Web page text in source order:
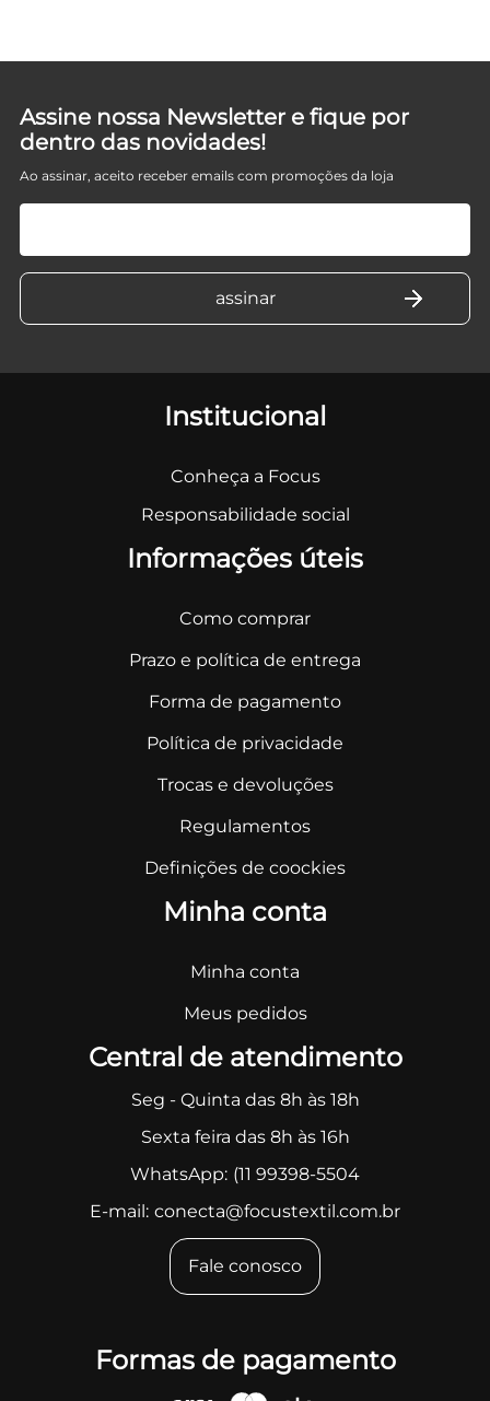
Assine nossa Newsletter e fique por
dentro das novidades!
Ao assinar, aceito receber emails com promoções da loja
Institucional
Conheça a Focus
Responsabilidade social
Informações úteis
Como comprar
Prazo e política de entrega
Forma de pagamento
Política de privacidade
Trocas e devoluções
Regulamentos
Definições de coockies
Minha conta
Minha conta
Meus pedidos
Central de atendimento
Seg - Quinta das 8h às 18h
Sexta feira das 8h às 16h
WhatsApp: (11 99398-5504
E-mail: conecta@focustextil.com.br
Fale conosco
Formas de pagamento